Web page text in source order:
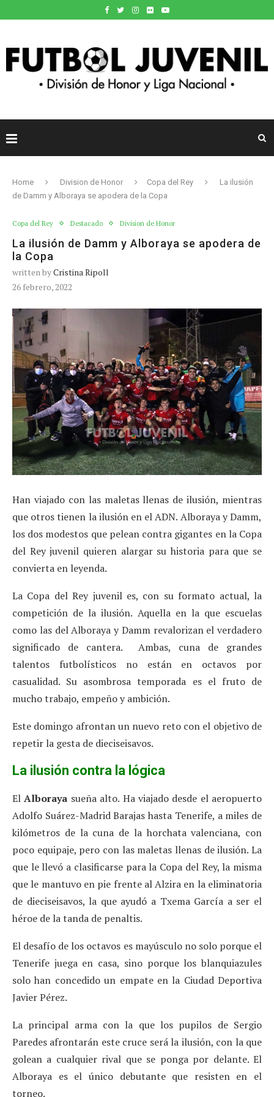
Home Division de Honor Copa del Rey
La ilusión
de Damm y Alboraya se apodera de la Copa
Copa del Rey Destacado Division de Honor
La ilusión de Damm y Alboraya se apodera de
la Copa
written byCristina Ripoll
26 febrero, 2022
Han viajado con las maletas llenas de ilusión, mientras
que otros tienen la ilusión en el ADN. Alboraya y Damm,
los dos modestos que pelean contra gigantes en la Copa
del Rey juvenil quieren alargar su historia para que se
convierta en leyenda.
La Copa del Rey juvenil es, con su formato actual, la
competición de la ilusión. Aquella en la que escuelas
como las del Alboraya y Damm revalorizan el verdadero
significado de cantera. Ambas, cuna de grandes
talentos futbolísticos no están en octavos por
casualidad. Su asombrosa temporada es el fruto de
mucho trabajo, empeño y ambición.
Este domingo afrontan un nuevo reto con el objetivo de
repetir la gesta de dieciseisavos.
La ilusión contra la lógica
ElAlboraya sueña alto. Ha viajado desde el aeropuerto
Adolfo Suárez-Madrid Barajas hasta Tenerife, a miles de
kilómetros de la cuna de la horchata valenciana, con
poco equipaje, pero con las maletas llenas de ilusión. La
que le llevó a clasificarse para la Copa del Rey, la misma
que le mantuvo en pie frente al Alzira en la eliminatoria
de dieciseisavos, la que ayudó a Txema García a ser el
héroe de la tanda de penaltis.
El desafío de los octavos es mayúsculo no solo porque el
Tenerife juega en casa, sino porque los blanquiazules
solo han concedido un empate en la Ciudad Deportiva
Javier Pérez.
La principal arma con la que los pupilos de Sergio
Paredes afrontarán este cruce será la ilusión, con la que
golean a cualquier rival que se ponga por delante. El
Alboraya es el único debutante que resisten en el
torneo.